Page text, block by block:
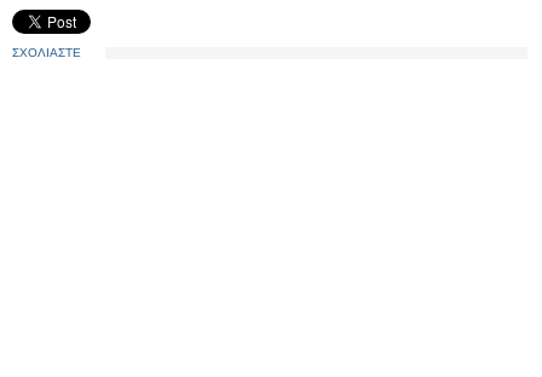
ΣΧΟΛΙΑΣΤΕ